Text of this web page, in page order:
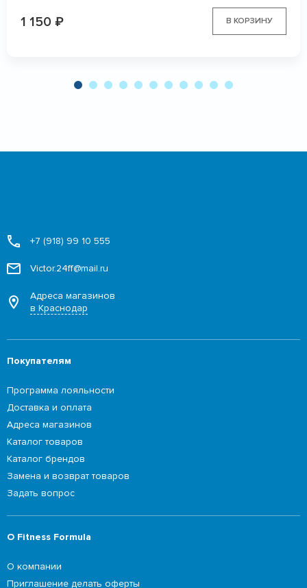
1 150 ₽ В КОРЗИНУ
+7 (918) 99 10 555
Victor.24ff@mail.ru
Адреса магазинов
в Краснодар
Покупателям
Программа лояльности
Доставка и оплата
Адреса магазинов
Каталог товаров
Каталог брендов
Замена и возврат товаров
Задать вопрос
О Fitness Formula
О компании
Приглашение делать оферты